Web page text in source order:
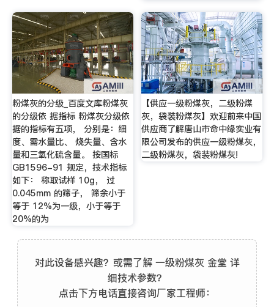
粉煤灰的分级_百度文库粉煤灰
的分级依 据指标 粉煤灰分级依
据的指标有五项， 分别是：细
度、需水量比、 烧失量、含水
量和三氧化硫含量。 按国标
GB1596-91 规定，技术指标
如下： 称取试样 10g， 过
0.045mm 的筛子， 筛余小于
等于 12%为一级，小于等于
20%的为
【供应一级粉煤灰，二级粉煤
灰，袋装粉煤灰】欢迎前来中国
供应商了解唐山市命中缘实业有
限公司发布的供应一级粉煤灰，
二级粉煤灰，袋装粉煤灰!
对此设备感兴趣？或需了解 一级粉煤灰 金堂 详
细技术参数？
点击下方电话直接咨询厂家工程师：